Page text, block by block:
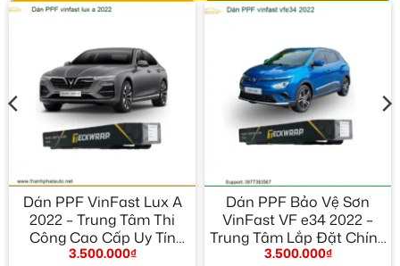
Dán PPF VinFast Lux A
2022 – Trung Tâm Thi
Công Cao Cấp Uy Tín
TPHCM
3.500.000₫
Dán PPF Bảo Vệ Sơn
VinFast VF e34 2022 –
Trung Tâm Lắp Đặt Chính
Hãng TPHCM
3.500.000₫